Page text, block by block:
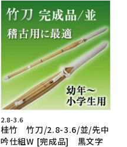
2.8-3.6
桂竹 竹刀/2.8-3.6/並/先中
吟仕組W [完成品] 黒文字